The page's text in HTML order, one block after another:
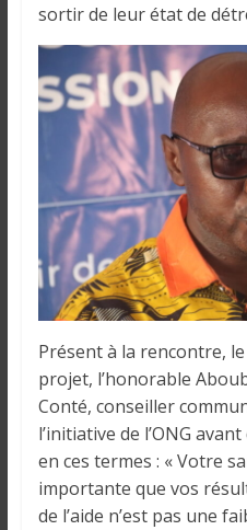
sortir de leur état de
Présent à la rencontre,
projet, l’honorable
Conté, conseiller
l’initiative de l’ONG
en ces termes : « Votre
importante que vos
de l’aide n’est pas une